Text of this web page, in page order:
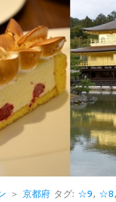
＞ 京都府 タグ: ☆9, ☆8,